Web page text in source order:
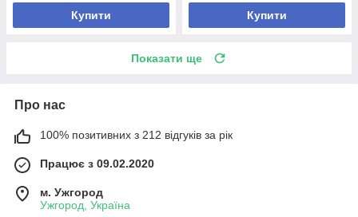
Купити Купити
Показати ще
Про нас
100% позитивних з 212 відгуків за рік
Працює з 09.02.2020
м. Ужгород
Ужгород, Україна